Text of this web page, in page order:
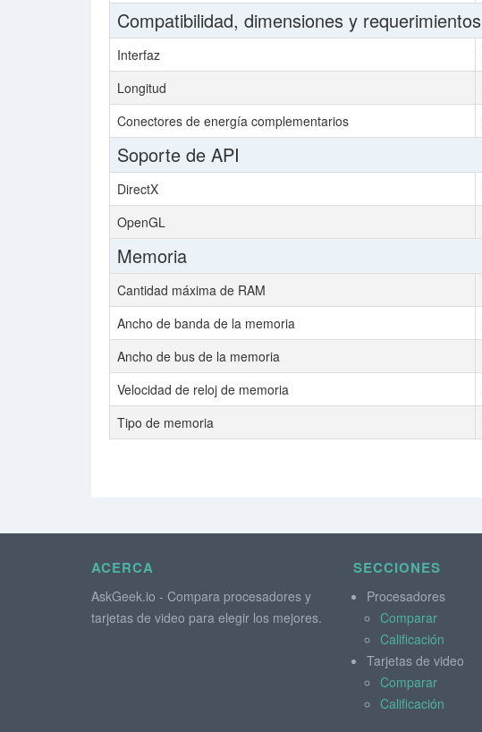
Compatibilidad, dimensiones y requerimientos
Interfaz
Longitud
Conectores de energía complementarios
Soporte de API
DirectX
OpenGL
Memoria
Cantidad máxima de RAM
Ancho de banda de la memoria
Ancho de bus de la memoria
Velocidad de reloj de memoria
Tipo de memoria
ACERCA
AskGeek.io - Compara procesadores y
tarjetas de video para elegir los mejores.
SECCIONES
Procesadores
Comparar
Calificación
Tarjetas de video
Comparar
Calificación